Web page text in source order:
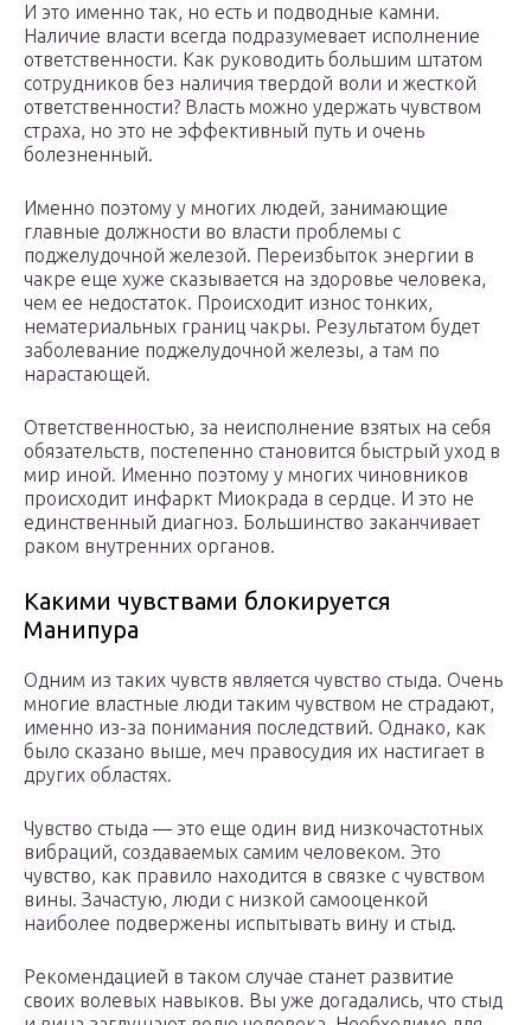
И это именно так, но есть и подводные камни.
Наличие власти всегда подразумевает исполнение
ответственности. Как руководить большим штатом
сотрудников без наличия твердой воли и жесткой
ответственности? Власть можно удержать чувством
страха, но это не эффективный путь и очень
болезненный.
Именно поэтому у многих людей, занимающие
главные должности во власти проблемы с
поджелудочной железой. Переизбыток энергии в
чакре еще хуже сказывается на здоровье человека,
чем ее недостаток. Происходит износ тонких,
нематериальных границ чакры. Результатом будет
заболевание поджелудочной железы, а там по
нарастающей.
Ответственностью, за неисполнение взятых на себя
обязательств, постепенно становится быстрый уход в
мир иной. Именно поэтому у многих чиновников
происходит инфаркт Миокрада в сердце. И это не
единственный диагноз. Большинство заканчивает
раком внутренних органов.
Какими чувствами блокируется
Манипура
Одним из таких чувств является чувство стыда. Очень
многие властные люди таким чувством не страдают,
именно из-за понимания последствий. Однако, как
было сказано выше, меч правосудия их настигает в
других областях.
Чувство стыда — это еще один вид низкочастотных
вибраций, создаваемых самим человеком. Это
чувство, как правило находится в связке с чувством
вины. Зачастую, люди с низкой самооценкой
наиболее подвержены испытывать вину и стыд.
Рекомендацией в таком случае станет развитие
своих волевых навыков. Вы уже догадались, что стыд